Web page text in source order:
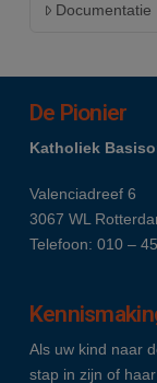
Documentatie
De Pionier
Katholiek
Valenciadreef 6
3067 WL
Telefoon: 010 –
Als uw kind naar
stap in zijn of